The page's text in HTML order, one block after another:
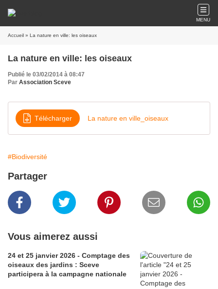
MENU
Accueil » La nature en ville: les oiseaux
La nature en ville: les oiseaux
Publié le 03/02/2014 à 08:47
Par Association Sceve
Télécharger La nature en ville_oiseaux
#Biodiversité
Partager
Vous aimerez aussi
24 et 25 janvier 2026 - Comptage des
oiseaux des jardins : Sceve
participera à la campagne nationale